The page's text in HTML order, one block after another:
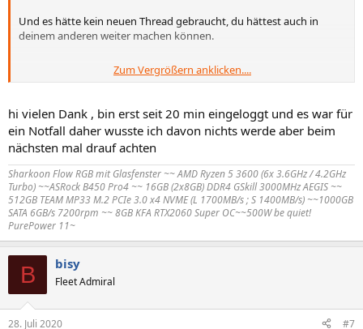
Und es hätte kein neuen Thread gebraucht, du hättest auch in
deinem anderen weiter machen können.
wenn du da mehr anschließen willst, an einem Anschluss brauchst
https://www.amazon.de/Addressable-RGB-LED-Splitterkabel-
Schwarz/dp/B07P148RYH
https://www.amazon.de/Anjuley-
Split...6CFAF6N6AAA&psc=1&refRID=VWQ72AYT66CFAF6N6AAA
Zum Vergrößern anklicken....
hi vielen Dank , bin erst seit 20 min eingeloggt und es war für
ein Notfall daher wusste ich davon nichts werde aber beim
nächsten mal drauf achten
Sharkoon Flow RGB mit Glasfenster ~~ AMD Ryzen 5 3600 (6x 3.6GHz / 4.2GHz
Turbo) ~~ASRock B450 Pro4 ~~ 16GB (2x8GB) DDR4 GSkill 3000MHz AEGIS ~~
512GB TEAM MP33 M.2 PCIe 3.0 x4 NVME (L 1700MB/s ; S 1400MB/s) ~~1000GB
SATA 6GB/s 7200rpm ~~ 8GB KFA RTX2060 Super OC~~500W be quiet!
PurePower 11~
B bisy
Fleet Admiral
28. Juli 2020 #7